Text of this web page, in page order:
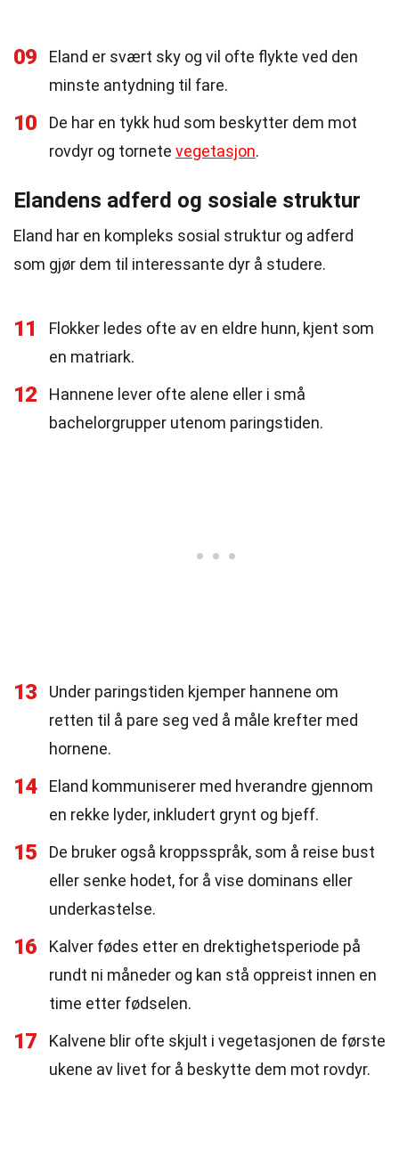
09
Eland er svært sky og vil ofte flykte ved den
minste antydning til fare.
10
De har en tykk hud som beskytter dem mot
rovdyr og tornete vegetasjon.
Elandens adferd og sosiale struktur
Eland har en kompleks sosial struktur og adferd
som gjør dem til interessante dyr å studere.
11
Flokker ledes ofte av en eldre hunn, kjent som
en matriark.
12
Hannene lever ofte alene eller i små
bachelorgrupper utenom paringstiden.
13
Under paringstiden kjemper hannene om
retten til å pare seg ved å måle krefter med
hornene.
14
Eland kommuniserer med hverandre gjennom
en rekke lyder, inkludert grynt og bjeff.
15
De bruker også kroppsspråk, som å reise bust
eller senke hodet, for å vise dominans eller
underkastelse.
16
Kalver fødes etter en drektighetsperiode på
rundt ni måneder og kan stå oppreist innen en
time etter fødselen.
17
Kalvene blir ofte skjult i vegetasjonen de første
ukene av livet for å beskytte dem mot rovdyr.